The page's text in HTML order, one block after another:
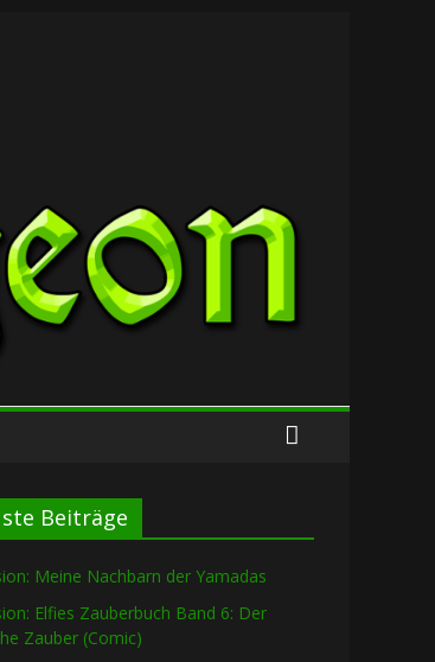
Beiträge
Meine Nachbarn der Yamadas
Elfies Zauberbuch Band 6: Der
Zauber (Comic)